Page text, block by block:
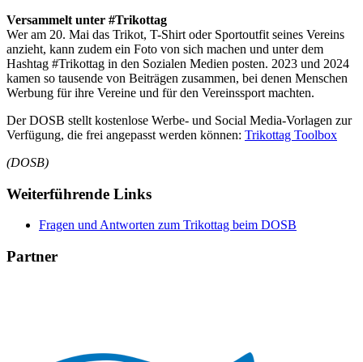
Versammelt unter #Trikottag
Wer am 20. Mai das Trikot, T-Shirt oder Sportoutfit seines Vereins
anzieht, kann zudem ein Foto von sich machen und unter dem
Hashtag #Trikottag in den Sozialen Medien posten. 2023 und 2024
kamen so tausende von Beiträgen zusammen, bei denen Menschen
Werbung für ihre Vereine und für den Vereinssport machten.
Der DOSB stellt kostenlose Werbe- und Social Media-Vorlagen zur
Verfügung, die frei angepasst werden können: Trikottag Toolbox
(DOSB)
Weiterführende Links
Fragen und Antworten zum Trikottag beim DOSB
Partner